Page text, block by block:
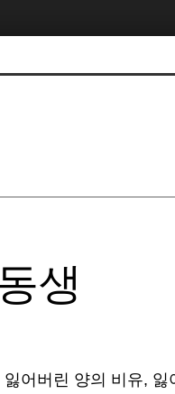
생
어버린 양의 비유, 잃